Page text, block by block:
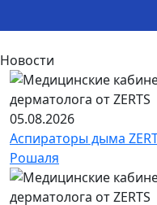
Новости
05.08.2026
Аспираторы дыма
Рошаля